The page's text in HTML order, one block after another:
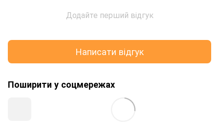
Додайте перший відгук
Написати відгук
Поширити у соцмережах